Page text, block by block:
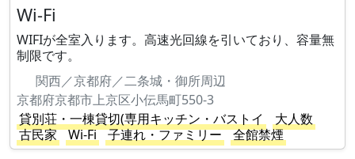
Wi-Fi
WIFIが全室入ります。高速光回線を引いており、容量無
制限です。
関西／京都府／二条城・御所周辺
京都府京都市上京区小伝馬町550-3
貸別荘・一棟貸切(専用キッチン・バストイ
大人数
古民家
Wi-Fi 子連れ・ファミリー 全館禁煙